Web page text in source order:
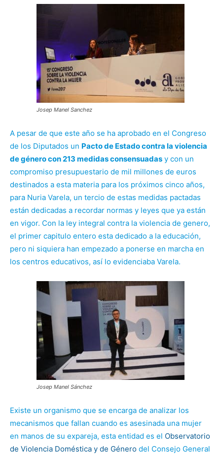
Josep Manel Sanchez
A pesar de que este año se ha aprobado en el Congreso
de los Diputados un Pacto de Estado contra la violencia
de género con 213 medidas consensuadas y con un
compromiso presupuestario de mil millones de euros
destinados a esta materia para los próximos cinco años,
para Nuria Varela, un tercio de estas medidas pactadas
están dedicadas a recordar normas y leyes que ya están
en vigor. Con la ley integral contra la violencia de genero,
el primer capitulo entero esta dedicado a la educación,
pero ni siquiera han empezado a ponerse en marcha en
los centros educativos, así lo evidenciaba Varela.
Josep Manel Sánchez
Existe un organismo que se encarga de analizar los
mecanismos que fallan cuando es asesinada una mujer
en manos de su expareja, esta entidad es el Observatorio
de Violencia Doméstica y de Género del Consejo General